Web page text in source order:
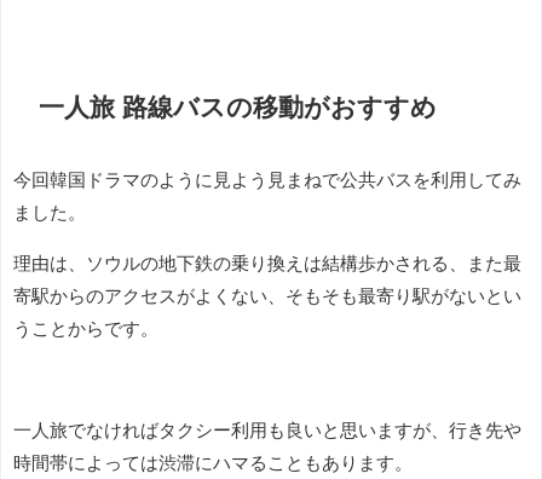
一人旅 路線バスの移動がおすすめ
今回韓国ドラマのように見よう見まねで公共バスを利用してみ
ました。
理由は、ソウルの地下鉄の乗り換えは結構歩かされる、また最
寄駅からのアクセスがよくない、そもそも最寄り駅がないとい
うことからです。
一人旅でなければタクシー利用も良いと思いますが、行き先や
時間帯によっては渋滞にハマることもあります。